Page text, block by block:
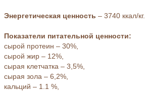
Энергетическая ценность – 3740 ккал/кг.
Показатели питательной ценности:
сырой протеин – 30%,
сырой жир – 12%,
сырая клетчатка – 3,5%,
сырая зола – 6,2%,
кальций – 1.1 %,